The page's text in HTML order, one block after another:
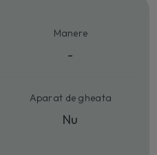
Manere
-
Aparat de gheata
Nu